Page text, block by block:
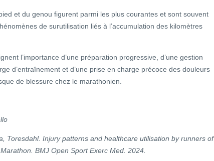
et du genou figurent parmi les plus courantes et sont souvent
de surutilisation liés à l’accumulation des kilomètres
l’importance d’une préparation progressive, d’une gestion
d’entraînement et d’une prise en charge précoce des douleurs
de blessure chez le marathonien.
Toresdahl. Injury patterns and healthcare utilisation by runners of
BMJ Open Sport Exerc Med. 2024.